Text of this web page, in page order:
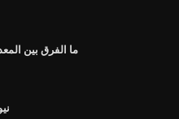
ما الفرق بين